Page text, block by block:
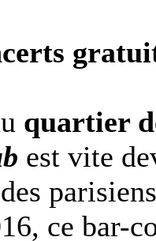
quartier
est vite
ce bar-